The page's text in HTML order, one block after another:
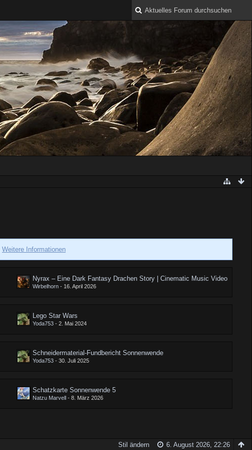
Weitere Informationen
Nyrax – Eine Dark Fantasy Drachen Story | Cinematic Music Video
Wirbelhorn - 16. April 2026
Lego Star Wars
Yoda753 -2. Mai 2024
Schneidermaterial-Fundbericht Sonnenwende
Yoda753 -30. Juli 2025
Schatzkarte Sonnenwende 5
Natzu Marvell -8. März 2026
6. August 2026, 22:26
Stil ändern